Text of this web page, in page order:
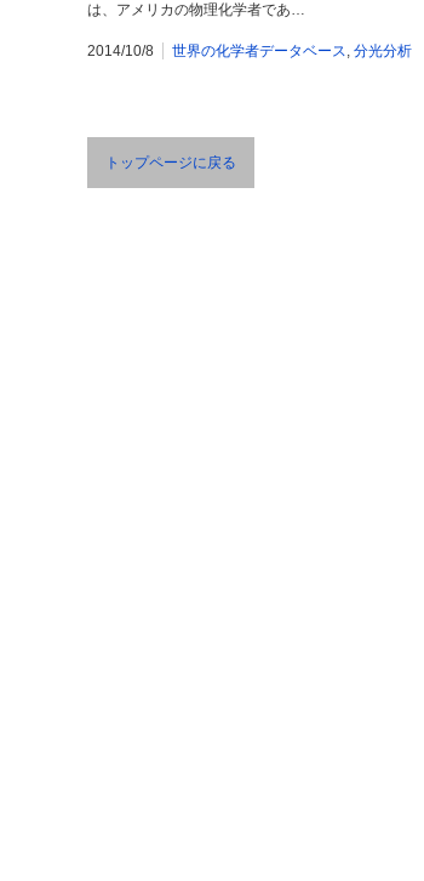
は、アメリカの物理化学者であ…
2014/10/8 世界の化学者データベース, 分光分析
トップページに戻る